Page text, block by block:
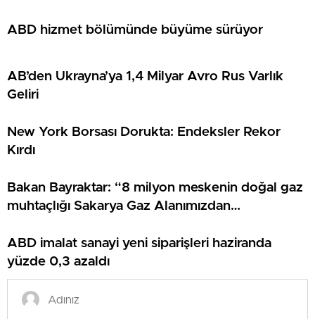
ABD hizmet bölümünde büyüme sürüyor
AB’den Ukrayna’ya 1,4 Milyar Avro Rus Varlık
Geliri
New York Borsası Dorukta: Endeksler Rekor
Kırdı
Bakan Bayraktar: “8 milyon meskenin doğal gaz
muhtaçlığı Sakarya Gaz Alanımızdan
ABD imalat sanayi yeni siparişleri haziranda
yüzde 0,3 azaldı